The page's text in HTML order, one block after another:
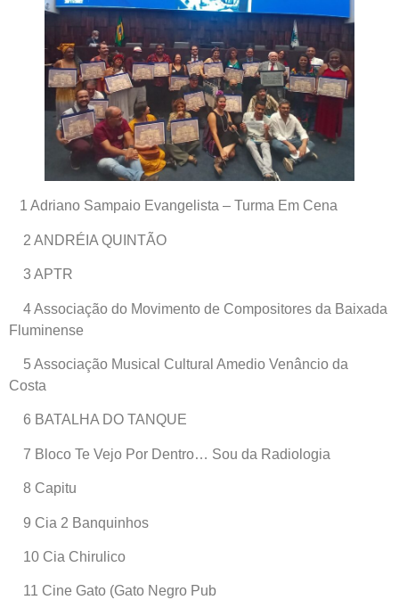
1 Adriano Sampaio Evangelista – Turma Em Cena
2 ANDRÉIA QUINTÃO
3 APTR
4 Associação do Movimento de Compositores da Baixada
Fluminense
5 Associação Musical Cultural Amedio Venâncio da
Costa
6 BATALHA DO TANQUE
7 Bloco Te Vejo Por Dentro… Sou da Radiologia
8 Capitu
9 Cia 2 Banquinhos
10 Cia Chirulico
11 Cine Gato (Gato Negro Pub